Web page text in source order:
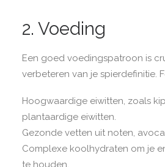
2. Voeding
Een goed voedingspatroon is
verbeteren van je spierdefinitie.
Hoogwaardige eiwitten, zoals
plantaardige eiwitten.
Gezonde vetten uit noten,
Complexe koolhydraten om je
te houden.